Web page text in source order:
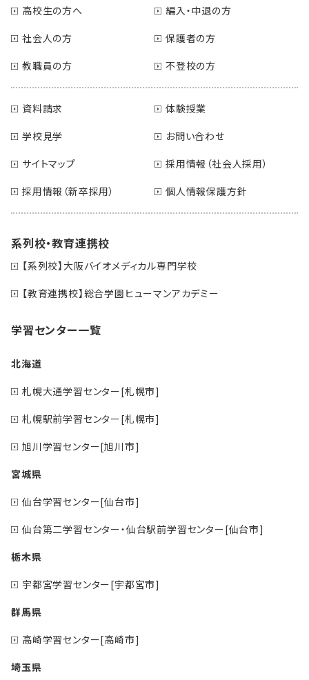
高校生の方へ
編入・中退の方
社会人の方
保護者の方
教職員の方
不登校の方
資料請求
体験授業
学校見学
お問い合わせ
サイトマップ
採用情報（社会人採用）
採用情報（新卒採用）
個人情報保護方針
系列校・教育連携校
【系列校】大阪バイオメディカル専門学校
【教育連携校】総合学園ヒューマンアカデミー
学習センター一覧
北海道
札幌大通学習センター[札幌市]
札幌駅前学習センター[札幌市]
旭川学習センター[旭川市]
宮城県
仙台学習センター[仙台市]
仙台第二学習センター・仙台駅前学習センター[仙台市]
栃木県
宇都宮学習センター[宇都宮市]
群馬県
高崎学習センター[高崎市]
埼玉県